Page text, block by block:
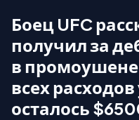
Боец UFC
получил за
в
всех
осталось